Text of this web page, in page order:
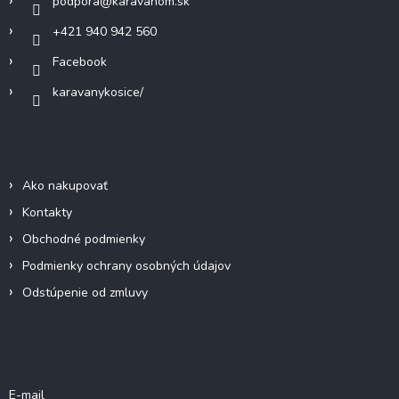
+421 940 942 560
Facebook
karavanykosice/
Ako nakupovať
Kontakty
Obchodné podmienky
Podmienky ochrany osobných údajov
Odstúpenie od zmluvy
E-mail